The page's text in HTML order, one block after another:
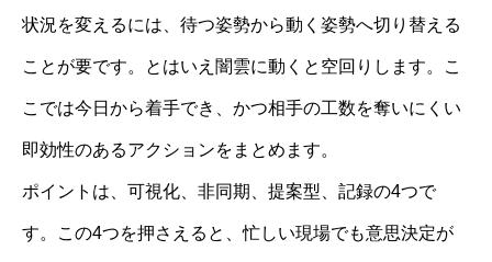
状況を変えるには、待つ姿勢から動く姿勢へ切り替える
ことが要です。とはいえ闇雲に動くと空回りします。こ
こでは今日から着手でき、かつ相手の工数を奪いにくい
即効性のあるアクションをまとめます。
ポイントは、可視化、非同期、提案型、記録の4つで
す。この4つを押さえると、忙しい現場でも意思決定が